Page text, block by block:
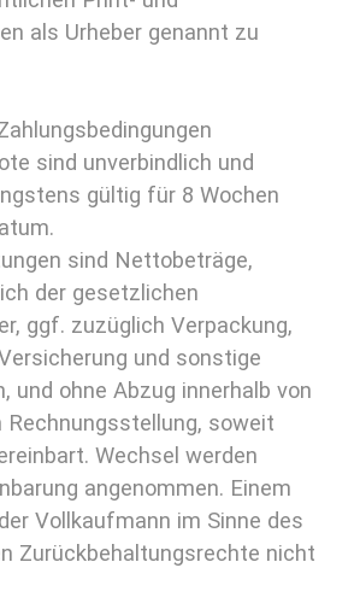
als Urheber genannt zu
sind unverbindlich und
gültig für 8 Wochen
sind Nettobeträge,
der gesetzlichen
ggf. zuzüglich Verpackung,
und sonstige
und ohne Abzug innerhalb von
Rechnungsstellung, soweit
Wechsel werden
angenommen. Einem
Vollkaufmann im Sinne des
Zurückbehaltungsrechte nicht